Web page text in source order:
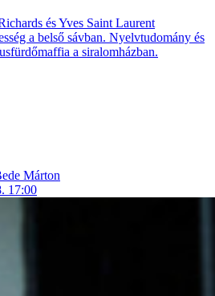
és Yves Saint Laurent
a belső sávban. Nyelvtudomány és
a siralomházban.
Márton
17:00